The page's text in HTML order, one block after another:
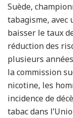
Suède,
tabagisme, avec
baisser le taux
réduction des
plusieurs
la commission
nicotine, les
incidence de
tabac dans